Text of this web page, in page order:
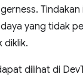
Tindakan
yang tidak
diklik.
dilihat di